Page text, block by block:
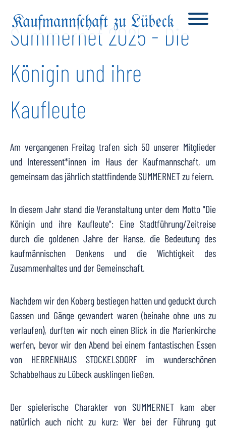
Summernet 2025 - Die
Königin und ihre
Kaufleute
Am vergangenen Freitag trafen sich 50 unserer Mitglieder
und Interessent*innen im Haus der Kaufmannschaft, um
gemeinsam das jährlich stattfindende SUMMERNET zu feiern.
In diesem Jahr stand die Veranstaltung unter dem Motto "Die
Königin und ihre Kaufleute": Eine Stadtführung/Zeitreise
durch die goldenen Jahre der Hanse, die Bedeutung des
kaufmännischen Denkens und die Wichtigkeit des
Zusammenhaltes und der Gemeinschaft.
Nachdem wir den Koberg bestiegen hatten und geduckt durch
Gassen und Gänge gewandert waren (beinahe ohne uns zu
verlaufen), durften wir noch einen Blick in die Marienkirche
werfen, bevor wir den Abend bei einem fantastischen Essen
von
HERRENHAUS STOCKELSDORF
im wunderschönen
Schabbelhaus zu Lübeck ausklingen ließen.
Der spielerische Charakter von SUMMERNET kam aber
natürlich auch nicht zu kurz: Wer bei der Führung gut